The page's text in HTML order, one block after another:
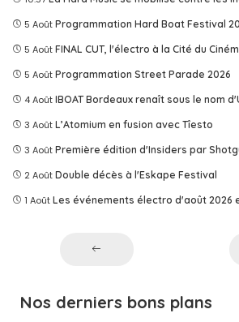
5 Août Programmation Hard Boat Festival
5 Août FINAL CUT, l'électro à la Cité du
5 Août Programmation Street Parade 2026
4 Août IBOAT Bordeaux renaît sous le nom
3 Août L’Atomium en fusion avec Tîesto
3 Août Première édition d'Insiders par
2 Août Double décès à l'Eskape Festival
1 Août Les événements électro d'août 2026
Nos derniers bons plans